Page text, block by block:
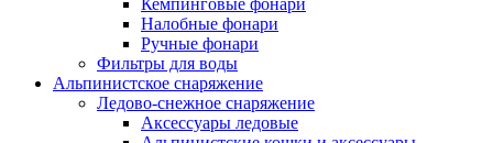
Кемпинговые фонари
Налобные фонари
Ручные фонари
Фильтры для воды
Альпинистское снаряжение
Ледово-снежное снаряжение
Аксессуары ледовые